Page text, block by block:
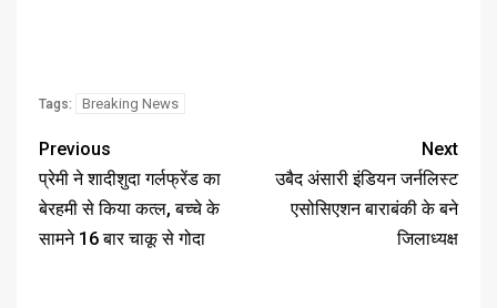
Tags: Breaking News
Previous
प्रेमी ने शादीशुदा गर्लफ्रेंड का
बेरहमी से किया कत्ल, बच्चे के
सामने 16 बार चाकू से गोदा
Next
उबैद अंसारी इंडियन जर्नलिस्ट
एसोसिएशन बाराबंकी के बने
जिलाध्यक्ष